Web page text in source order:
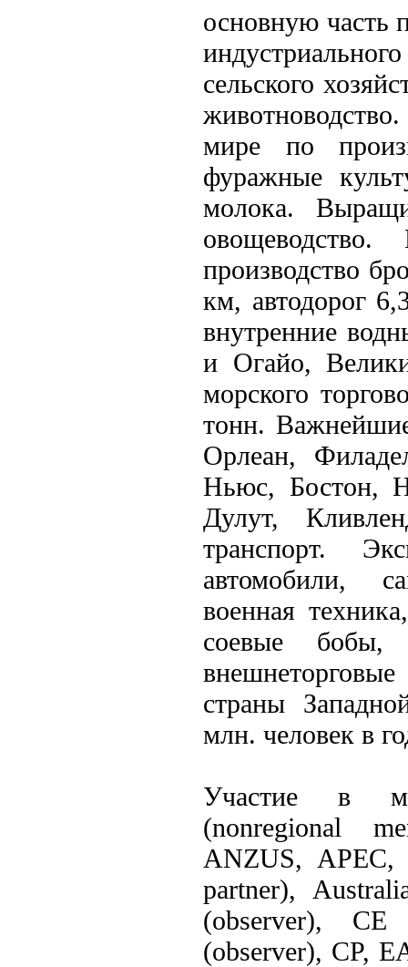
основную часть
сельского
мире по
фуражные
молока.
овощеводство.
производство
км, автодорог
внутренние
и Огайо,
морского
тонн.
Орлеан,
Ньюс, Бостон,
Дулут,
транспорт.
автомобили,
военная
соевые
страны
млн. человек в
Участие в
(nonregional
ANZUS,
partner),
(observer),
(observer), CP,